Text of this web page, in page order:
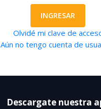
INGRESAR
Olvidé mi clave de
Aún no tengo cuenta de
Descargate nuestra